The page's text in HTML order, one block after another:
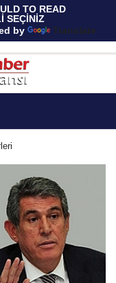
TO READ
SEÇİNİZ
by
Translate